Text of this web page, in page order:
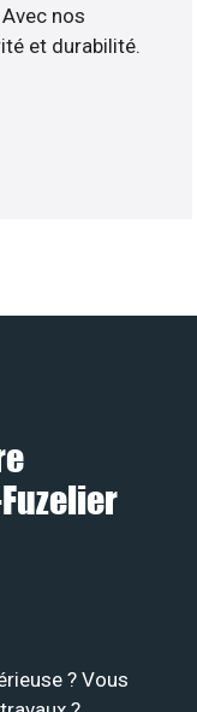
nos
et durabilité.
? Vous